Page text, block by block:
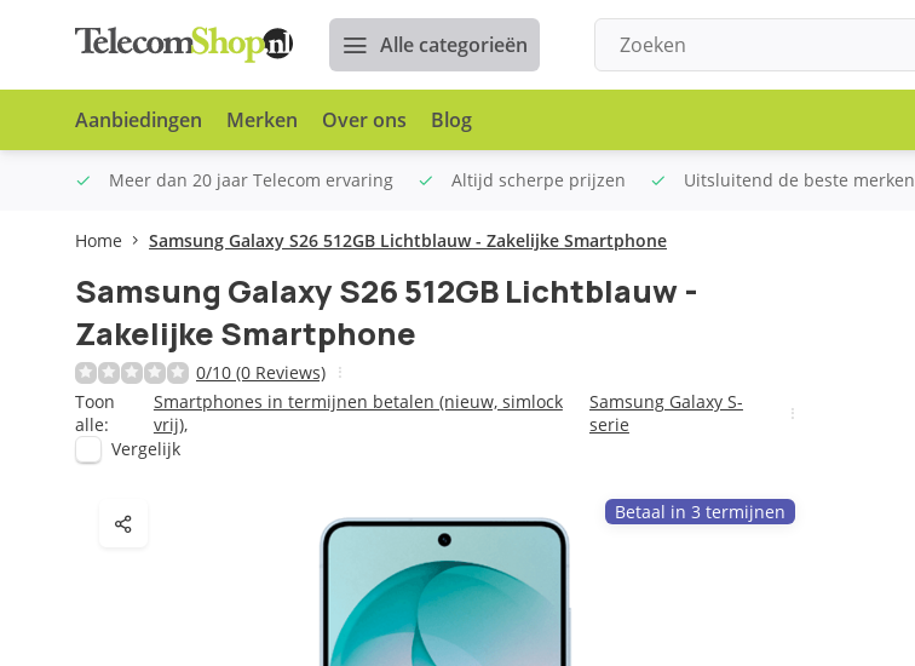
Alle categorieën
Aanbiedingen Merken Over ons Blog
Meer dan 20 jaar Telecom ervaring Altijd scherpe prijzen Uitsluitend de beste merken
Home Samsung Galaxy S26 512GB Lichtblauw - Zakelijke Smartphone
Samsung Galaxy S26 512GB Lichtblauw -
Zakelijke Smartphone
0/10 (0 Reviews)
Toon
alle:
Smartphones in termijnen betalen (nieuw, simlock
vrij),
Samsung Galaxy S-
serie
Vergelijk
Betaal in 3 termijnen